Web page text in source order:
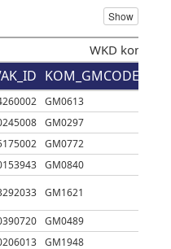
Show
WKD
KOM_GMCODE
GM0613
GM0297
GM0772
GM0840
GM1621
GM0489
GM1948